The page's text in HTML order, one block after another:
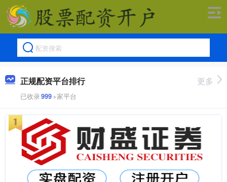
正规配资平台排行
已收录999+家平台
更多